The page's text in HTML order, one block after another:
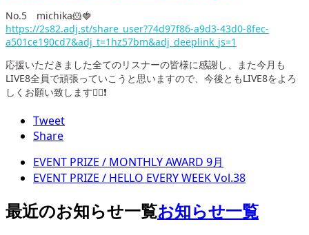
No.5 michika🐹🍓
https://2s82.adj.st/share_user?74d97f86-a9d3-43d0-8fec-
a501ce190cd7&adj_t=1hz57bm&adj_deeplink_js=1
応援いただきました全てのリスナーの皆様に感謝し、また今月も
LIVE8全員で頑張っていこうと思いますので、今後ともLIVE8をよろ
しくお願い致します🙇‍♂️❗️
Tweet
Share
EVENT PRIZE / MONTHLY AWARD 9月
EVENT PRIZE / HELLO EVERY WEEK Vol.38
最近のお知らせ一覧お知らせ一覧